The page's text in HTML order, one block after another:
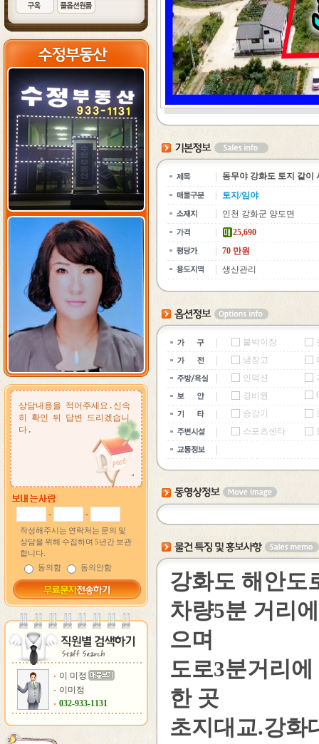
- -
작성해주시는 연락처는 문의 및
상담을 위해 수집하며 5년간 보관
합니다.
동의함
동의안함
이 미정
이미정
032-933-1131
동무야 강화도 토지 같이
토지/임야
인천 강화군 양도면
25,690
70 만원
생산관리
붙박이장
냉장고
인덕션
경비원
승강기
스포츠센타
강화도 해안도
차량5분 거리
으며
도로3분거리
한 곳
초지대교.강화